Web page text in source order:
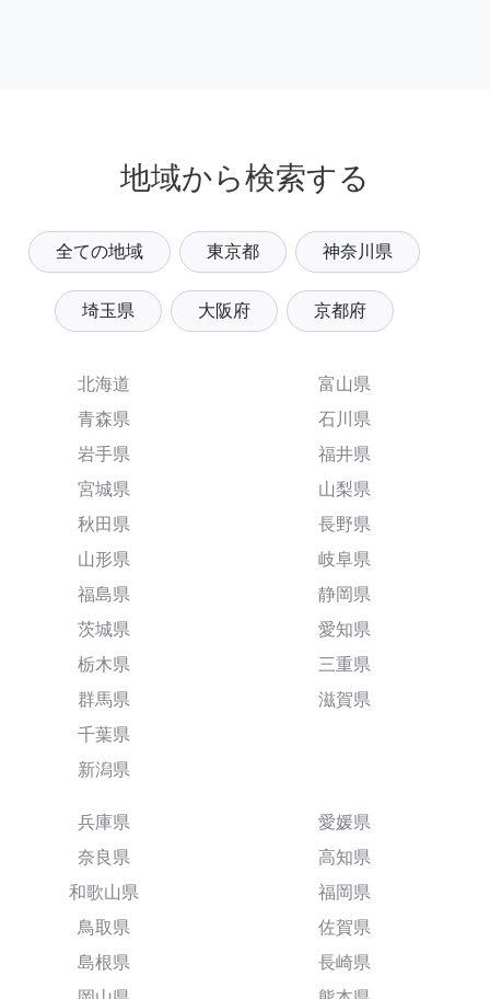
地域から検索する
全ての地域 東京都 神奈川県
埼玉県 大阪府 京都府
北海道
青森県
岩手県
宮城県
秋田県
山形県
福島県
茨城県
栃木県
群馬県
千葉県
新潟県
富山県
石川県
福井県
山梨県
長野県
岐阜県
静岡県
愛知県
三重県
滋賀県
兵庫県
奈良県
和歌山県
鳥取県
島根県
愛媛県
高知県
福岡県
佐賀県
長崎県